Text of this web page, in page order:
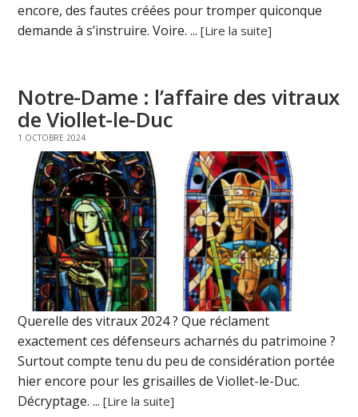
encore, des fautes créées pour tromper quiconque
demande à s’instruire. Voire. ...[Lire la suite]
Notre-Dame : l’affaire des vitraux
de Viollet-le-Duc
1 OCTOBRE 2024
Querelle des vitraux 2024 ? Que réclament
exactement ces défenseurs acharnés du patrimoine ?
Surtout compte tenu du peu de considération portée
hier encore pour les grisailles de Viollet-le-Duc.
Décryptage. ...[Lire la suite]